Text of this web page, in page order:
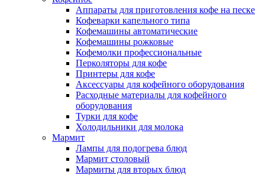
Аппараты для приготовления кофе на песке
Кофеварки капельного типа
Кофемашины автоматические
Кофемашины рожковые
Кофемолки профессиональные
Перколяторы для кофе
Принтеры для кофе
Аксессуары для кофейного оборудования
Расходные материалы для кофейного
оборудования
Турки для кофе
Холодильники для молока
Мармит
Лампы для подогрева блюд
Мармит столовый
Мармиты для вторых блюд